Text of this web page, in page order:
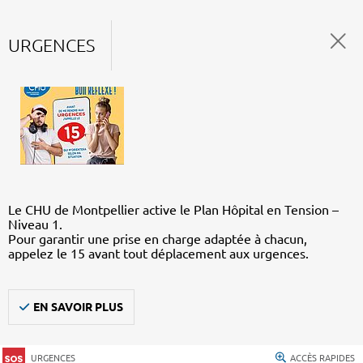
URGENCES
Le CHU de Montpellier active le Plan Hôpital en Tension –
Niveau 1.
Pour garantir une prise en charge adaptée à chacun,
appelez le 15 avant tout déplacement aux urgences.
EN SAVOIR PLUS
URGENCES ACCÈS RAPIDES